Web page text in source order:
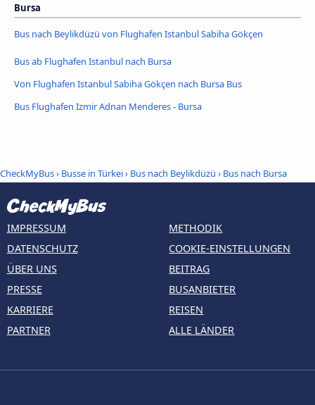
Bursa
Bus nach Beylikdüzü von Flughafen Istanbul Sabiha Gökçen
Bus ab Flughafen Istanbul nach Bursa
Von Flughafen Istanbul Sabiha Gökçen nach Bursa Bus
Bus Flughafen Izmir Adnan Menderes - Bursa
CheckMyBus› Busse in Türkei› Bus nach Beylikdüzü › Bus nach Bursa
IMPRESSUM
DATENSCHUTZ
ÜBER UNS
PRESSE
KARRIERE
PARTNER
METHODIK
COOKIE-EINSTELLUNGEN
BEITRAG
BUSANBIETER
REISEN
ALLE LÄNDER